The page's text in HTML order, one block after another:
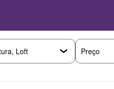
Preço